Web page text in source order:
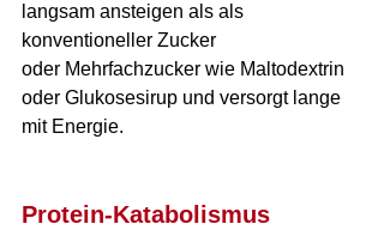
langsam ansteigen als als
konventioneller Zucker
oder Mehrfachzucker wie Maltodextrin
oder Glukosesirup und versorgt lange
mit Energie.
Protein-Katabolismus